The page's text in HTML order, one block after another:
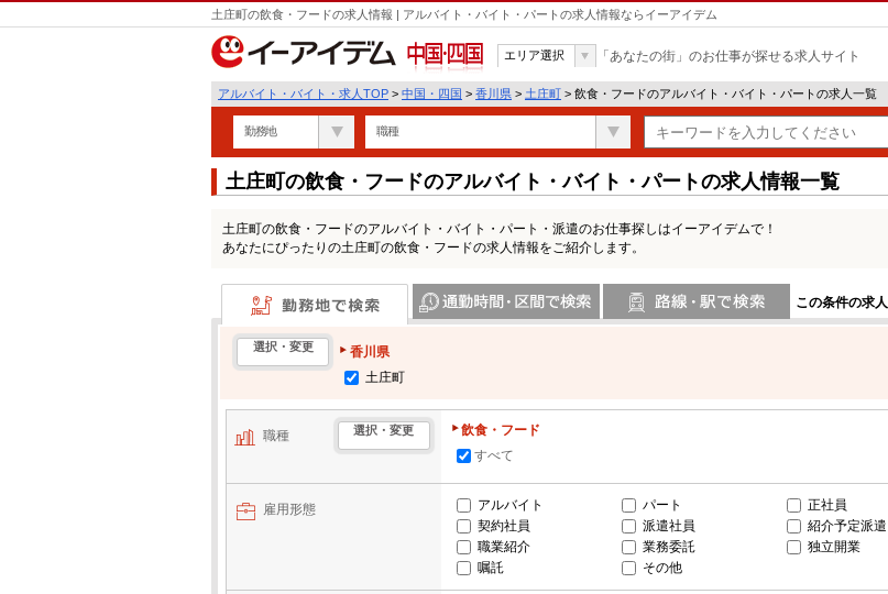
土庄町の飲食・フードの求人情報 | アルバイト・バイト・パートの求人情報ならイーアイデム
中国・四国
エリア選択 「あなたの街」のお仕事が探せる求人サイト
アルバイト・バイト・求人TOP > 中国・四国 > 香川県 > 土庄町 > 飲食・フードのアルバイト・バイト・パートの求人一覧
勤務地 職種
土庄町の飲食・フードのアルバイト・バイト・パートの求人情報一覧
土庄町の飲食・フードのアルバイト・バイト・パート・派遣のお仕事探しはイーアイデムで！
あなたにぴったりの土庄町の飲食・フードの求人情報をご紹介します。
この条件の求人
勤務地で検索
選択・変更
香川県
土庄町
職種 選択・変更
飲食・フード
すべて
雇用形態 アルバイト パート
正社員
契約社員
派遣社員
紹介予定派遣
職業紹介
業務委託
独立開業
嘱託
その他